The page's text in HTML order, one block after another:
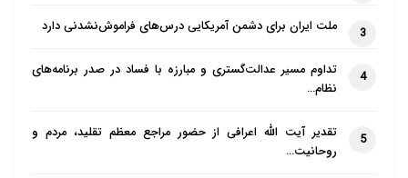
3 ملت ایران برای دشمن آمریکایی درس‌های فراموش‌نشدنی دارد
4
تداوم مسیر عدالت‌گستری و مبارزه با فساد در صدر برنامه‌های
نظام…
5
تقدیر آیت الله اعرافی از حضور مراجع معظم تقلید، مردم و
روحانیت…